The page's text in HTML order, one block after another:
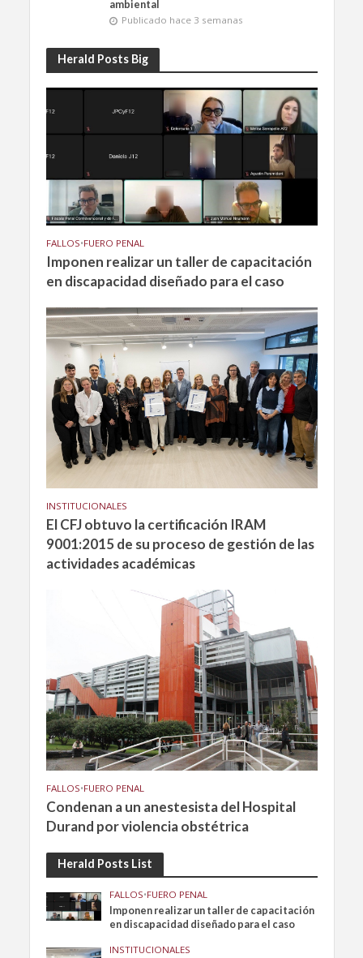
ambiental
Publicado hace 3 semanas
Herald Posts Big
FALLOS•FUERO PENAL
Imponen realizar un taller de capacitación
en discapacidad diseñado para el caso
INSTITUCIONALES
El CFJ obtuvo la certificación IRAM
9001:2015 de su proceso de gestión de las
actividades académicas
FALLOS•FUERO PENAL
Condenan a un anestesista del Hospital
Durand por violencia obstétrica
Herald Posts List
FALLOS•FUERO PENAL
Imponen realizar un taller de capacitación
en discapacidad diseñado para el caso
INSTITUCIONALES